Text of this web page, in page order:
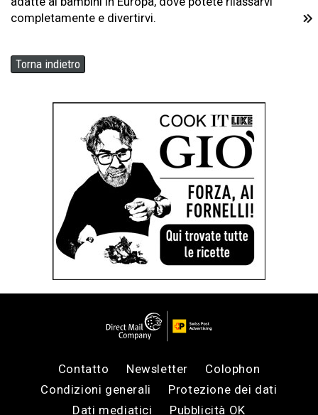
completamente e divertirvi.
Torna indietro
Contatto Newsletter
Colophon
Condizioni generali
Protezione dei dati
Dati mediatici
Pubblicità OK